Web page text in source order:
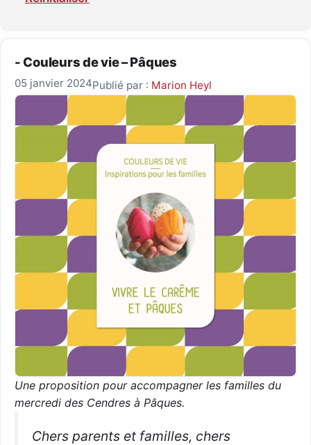
- Couleurs de vie – Pâques
05 janvier 2024Publié par : Marion Heyl
Une proposition pour accompagner les familles du
mercredi des Cendres à Pâques.
Chers parents et familles, chers